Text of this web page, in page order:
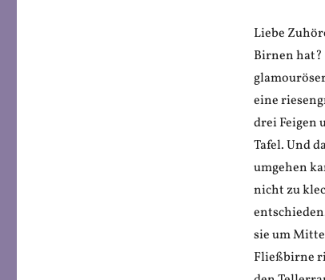
Liebe
Birnen hat?
eine
drei Feigen
Tafel. Und
umgehen
nicht zu
sie um
Fließbirne